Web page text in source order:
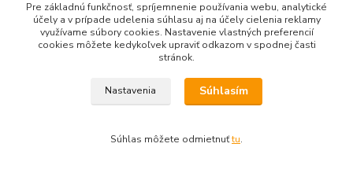
Vytvorené na Eshop-rychlo.sk
Pre základnú funkčnosť, spríjemnenie používania webu, analytické
účely a v prípade udelenia súhlasu aj na účely cielenia reklamy
využívame súbory cookies. Nastavenie vlastných preferencií
cookies môžete kedykoľvek upraviť odkazom v spodnej časti
stránok.
Nastavenia Súhlasím
Súhlas môžete odmietnuťtu.